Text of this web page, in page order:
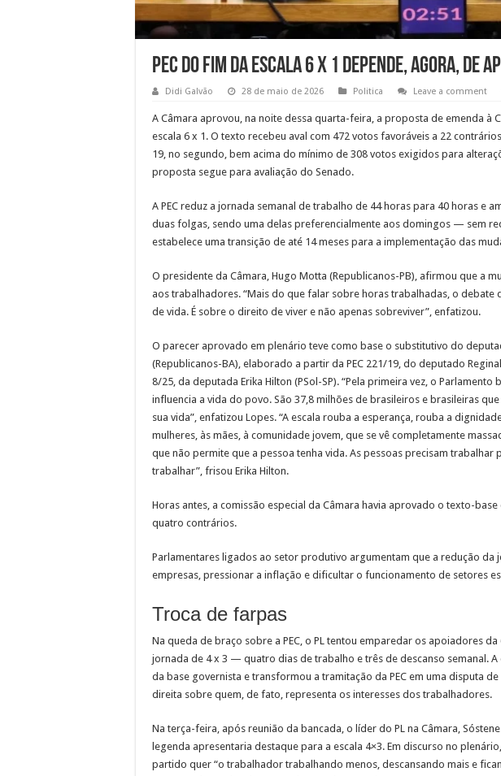
PEC do fim da escala 6 x 1 depende, agora, de
Didi Galvão 28 de maio de 2026 Politica Leave a comment
A Câmara aprovou, na noite dessa quarta-feira, a proposta de emenda à
escala 6 x 1. O texto recebeu aval com 472 votos favoráveis a 22
19, no segundo, bem acima do mínimo de 308 votos exigidos para
proposta segue para avaliação do Senado.
A PEC reduz a jornada semanal de trabalho de 44 horas para 40 horas e
duas folgas, sendo uma delas preferencialmente aos domingos — sem
estabelece uma transição de até 14 meses para a implementação das
O presidente da Câmara, Hugo Motta (Republicanos-PB), afirmou que a
aos trabalhadores. “Mais do que falar sobre horas trabalhadas, o
de vida. É sobre o direito de viver e não apenas sobreviver”, enfatizou.
O parecer aprovado em plenário teve como base o substitutivo do
(Republicanos-BA), elaborado a partir da PEC 221/19, do deputado
8/25, da deputada Erika Hilton (PSol-SP). “Pela primeira vez, o
influencia a vida do povo. São 37,8 milhões de brasileiros e brasileiras
sua vida”, enfatizou Lopes. “A escala rouba a esperança, rouba a
mulheres, às mães, à comunidade jovem, que se vê completamente
que não permite que a pessoa tenha vida. As pessoas precisam trabalhar
trabalhar”, frisou Erika Hilton.
Horas antes, a comissão especial da Câmara havia aprovado o texto-
quatro contrários.
Parlamentares ligados ao setor produtivo argumentam que a redução da
empresas, pressionar a inflação e dificultar o funcionamento de setores
Troca de farpas
Na queda de braço sobre a PEC, o PL tentou emparedar os apoiadores
jornada de 4 x 3 — quatro dias de trabalho e três de descanso semanal.
da base governista e transformou a tramitação da PEC em uma disputa
direita sobre quem, de fato, representa os interesses dos trabalhadores.
Na terça-feira, após reunião da bancada, o líder do PL na Câmara,
legenda apresentaria destaque para a escala 4×3. Em discurso no
partido quer “o trabalhador trabalhando menos, descansando mais e